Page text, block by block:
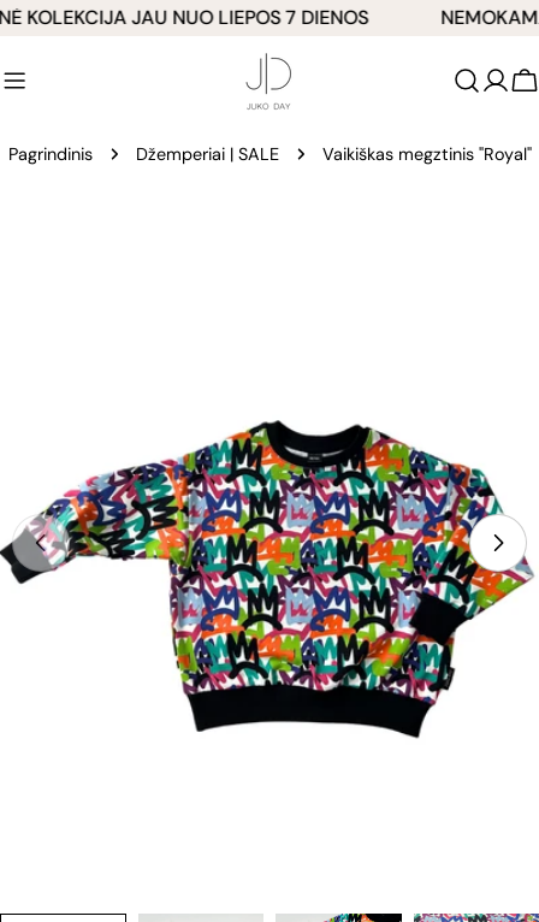
Pereiti
turinio
JAU NUO LIEPOS 7 DIENOS
Pagrindinis Džemperiai | SALE Vaikiškas megztinis "Royal"
mediją 0 modaliniu režimu